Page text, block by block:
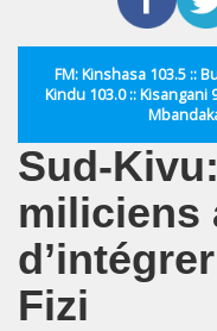
FM: Kinshasa 103.5 ::
Kindu 103.0 :: Kisangani
Sud-
miliciens
Fizi